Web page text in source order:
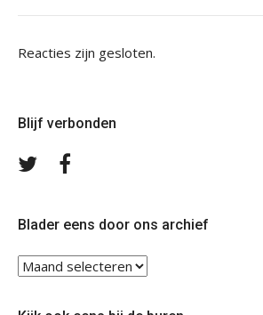
Reacties zijn gesloten.
Blijf verbonden
Volg
Blader eens door ons archief
Blader
eens